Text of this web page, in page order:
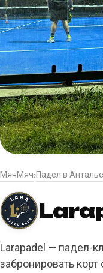
МячМяч›Падел в Антальe
Larapadel — падел-
забронировать корт